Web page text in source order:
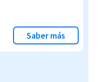
Saber más